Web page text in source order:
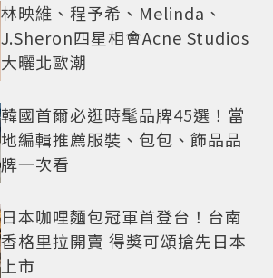
林映維、程予希、Melinda、
J.Sheron四星相會Acne Studios
大曬北歐潮
韓國首爾必逛時髦品牌45選！當
地編輯推薦服裝、包包、飾品品
牌一次看
日本咖哩麵包冠軍首登台！台南
香格里拉開賣 得獎可頌搶先日本
上市